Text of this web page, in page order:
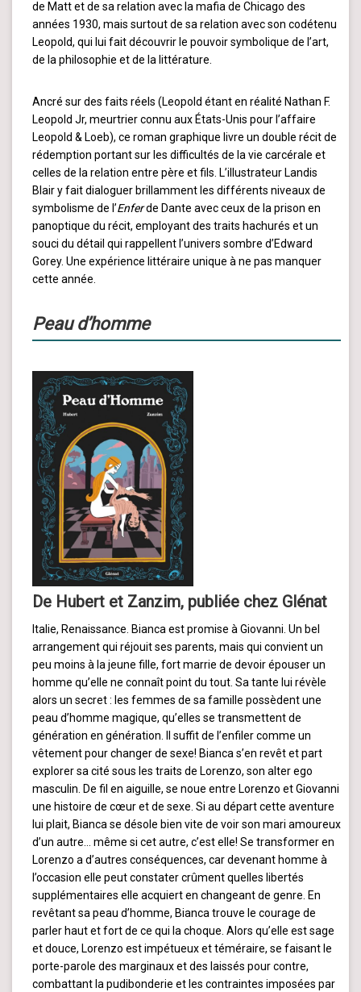
de Matt et de sa relation avec la mafia de Chicago des
années 1930, mais surtout de sa relation avec son codétenu
Leopold, qui lui fait découvrir le pouvoir symbolique de l’art,
de la philosophie et de la littérature.
Ancré sur des faits réels (Leopold étant en réalité Nathan F.
Leopold Jr, meurtrier connu aux États-Unis pour l’affaire
Leopold & Loeb), ce roman graphique livre un double récit de
rédemption portant sur les difficultés de la vie carcérale et
celles de la relation entre père et fils. L’illustrateur Landis
Blair y fait dialoguer brillamment les différents niveaux de
symbolisme de l’Enferde Dante avec ceux de la prison en
panoptique du récit, employant des traits hachurés et un
souci du détail qui rappellent l’univers sombre d’Edward
Gorey. Une expérience littéraire unique à ne pas manquer
cette année.
Peau d’homme
De Hubert et Zanzim, publiée chez Glénat
Italie, Renaissance. Bianca est promise à Giovanni. Un bel
arrangement qui réjouit ses parents, mais qui convient un
peu moins à la jeune fille, fort marrie de devoir épouser un
homme qu’elle ne connaît point du tout. Sa tante lui révèle
alors un secret : les femmes de sa famille possèdent une
peau d’homme magique, qu’elles se transmettent de
génération en génération. Il suffit de l’enfiler comme un
vêtement pour changer de sexe! Bianca s’en revêt et part
explorer sa cité sous les traits de Lorenzo, son alter ego
masculin. De fil en aiguille, se noue entre Lorenzo et Giovanni
une histoire de cœur et de sexe. Si au départ cette aventure
lui plait, Bianca se désole bien vite de voir son mari amoureux
d’un autre… même si cet autre, c’est elle! Se transformer en
Lorenzo a d’autres conséquences, car devenant homme à
l’occasion elle peut constater crûment quelles libertés
supplémentaires elle acquiert en changeant de genre. En
revêtant sa peau d’homme, Bianca trouve le courage de
parler haut et fort de ce qui la choque. Alors qu’elle est sage
et douce, Lorenzo est impétueux et téméraire, se faisant le
porte-parole des marginaux et des laissés pour contre,
combattant la pudibonderie et les contraintes imposées par